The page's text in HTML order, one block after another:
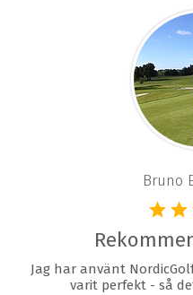
Bruno
Jag har använt
varit perfekt - så